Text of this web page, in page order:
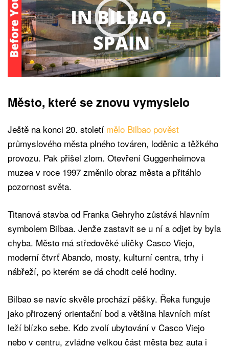
Město, které se znovu vymyslelo
Ještě na konci 20. století mělo Bilbao pověst
průmyslového města plného továren, loděnic a těžkého
provozu. Pak přišel zlom. Otevření Guggenheimova
muzea v roce 1997 změnilo obraz města a přitáhlo
pozornost světa.
Titanová stavba od Franka Gehryho zůstává hlavním
symbolem Bilbaa. Jenže zastavit se u ní a odjet by byla
chyba. Město má středověké uličky Casco Viejo,
moderní čtvrť Abando, mosty, kulturní centra, trhy i
nábřeží, po kterém se dá chodit celé hodiny.
Bilbao se navíc skvěle prochází pěšky. Řeka funguje
jako přirozený orientační bod a většina hlavních míst
leží blízko sebe. Kdo zvolí ubytování v Casco Viejo
nebo v centru, zvládne velkou část města bez auta i